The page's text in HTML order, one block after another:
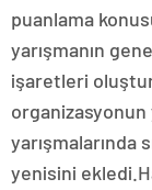
puanlama
yarışmanın
işaretleri
organizasyonun
yarışmalarında
yenisini